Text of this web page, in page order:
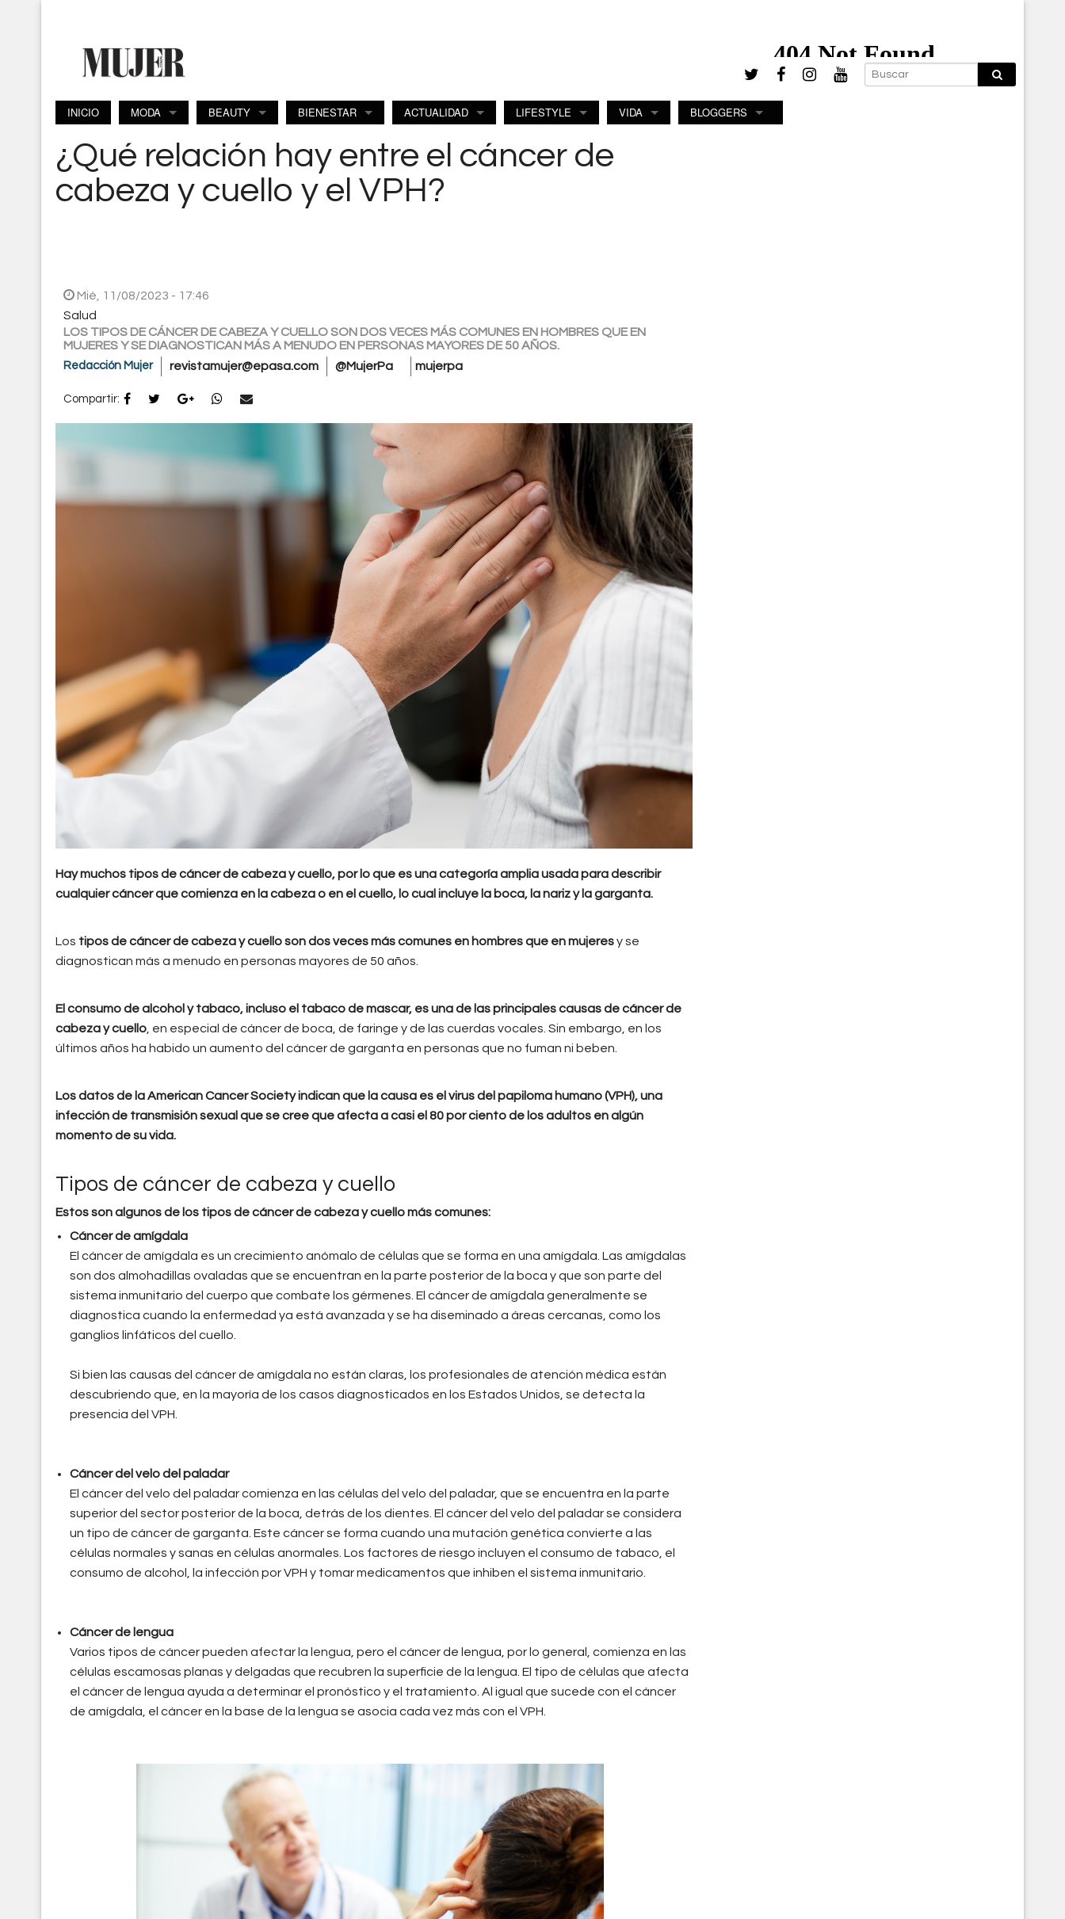
INICIO MODA BEAUTY BIENESTAR ACTUALIDAD LIFESTYLE VIDA BLOGGERS
¿Qué relación hay entre el cáncer de
cabeza y cuello y el VPH?
Mié, 11/08/2023 - 17:46
Salud
LOS TIPOS DE CÁNCER DE CABEZA Y CUELLO SON DOS VECES MÁS COMUNES EN HOMBRES QUE EN
MUJERES Y SE DIAGNOSTICAN MÁS A MENUDO EN PERSONAS MAYORES DE 50 AÑOS.
Redacción Mujer revistamujer@epasa.com @MujerPa mujerpa
Compartir:
Hay muchos tipos de cáncer de cabeza y cuello, por lo que es una categoría amplia usada para describir
cualquier cáncer que comienza en la cabeza o en el cuello, lo cual incluye la boca, la nariz y la garganta.
Los tipos de cáncer de cabeza y cuello son dos veces más comunes en hombres que en mujeresy se
diagnostican más a menudo en personas mayores de 50 años.
El consumo de alcohol y tabaco, incluso el tabaco de mascar, es una de las principales causas de cáncer de
cabeza y cuello, en especial de cáncer de boca, de faringe y de las cuerdas vocales. Sin embargo, en los
últimos años ha habido un aumento del cáncer de garganta en personas que no fuman ni beben.
Los datos de la American Cancer Society indican que la causa es el virus del papiloma humano (VPH), una
infección de transmisión sexual que se cree que afecta a casi el 80 por ciento de los adultos en algún
momento de su vida.
Tipos de cáncer de cabeza y cuello
Estos son algunos de los tipos de cáncer de cabeza y cuello más comunes:
Cáncer de amígdala
El cáncer de amígdala es un crecimiento anómalo de células que se forma en una amígdala. Las amígdalas
son dos almohadillas ovaladas que se encuentran en la parte posterior de la boca y que son parte del
sistema inmunitario del cuerpo que combate los gérmenes. El cáncer de amígdala generalmente se
diagnostica cuando la enfermedad ya está avanzada y se ha diseminado a áreas cercanas, como los
ganglios linfáticos del cuello.
Si bien las causas del cáncer de amígdala no están claras, los profesionales de atención médica están
descubriendo que, en la mayoría de los casos diagnosticados en los Estados Unidos, se detecta la
presencia del VPH.
Cáncer del velo del paladar
El cáncer del velo del paladar comienza en las células del velo del paladar, que se encuentra en la parte
superior del sector posterior de la boca, detrás de los dientes. El cáncer del velo del paladar se considera
un tipo de cáncer de garganta. Este cáncer se forma cuando una mutación genética convierte a las
células normales y sanas en células anormales. Los factores de riesgo incluyen el consumo de tabaco, el
consumo de alcohol, la infección por VPH y tomar medicamentos que inhiben el sistema inmunitario.
Cáncer de lengua
Varios tipos de cáncer pueden afectar la lengua, pero el cáncer de lengua, por lo general, comienza en las
células escamosas planas y delgadas que recubren la superficie de la lengua. El tipo de células que afecta
el cáncer de lengua ayuda a determinar el pronóstico y el tratamiento. Al igual que sucede con el cáncer
de amígdala, el cáncer en la base de la lengua se asocia cada vez más con el VPH.
cancer-cuello-cabeza.jpg